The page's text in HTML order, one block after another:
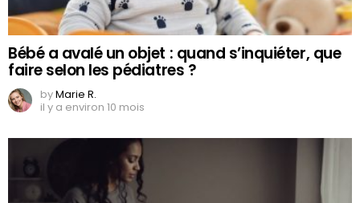
Bébé a avalé un objet : quand s’inquiéter, que
faire selon les pédiatres ?
byMarie R.
il y a environ 10 mois